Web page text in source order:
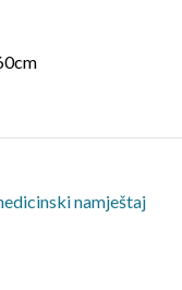
namještaj